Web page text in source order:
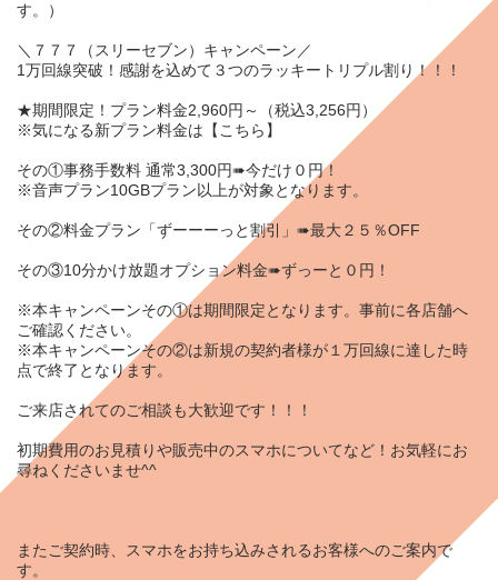
す。）
＼７７７（スリーセブン）キャンペーン／
1万回線突破！感謝を込めて３つのラッキートリプル割り！！！
★期間限定！プラン料金2,960円～（税込3,256円）
※気になる新プラン料金は【 こちら 】
その①事務手数料 通常3,300円➠今だけ０円！
※音声プラン10GBプラン以上が対象となります。
その②料金プラン「ずーーーっと割引」➠最大２５％OFF
その③10分かけ放題オプション料金➠ずっーと０円！
※本キャンペーンその①は期間限定となります。事前に各店舗へ
ご確認ください。
※本キャンペーンその②は新規の契約者様が１万回線に達した時
点で終了となります。
ご来店されてのご相談も大歓迎です！！！
初期費用のお見積りや販売中のスマホについてなど！お気軽にお
尋ねくださいませ^^
またご契約時、スマホをお持ち込みされるお客様へのご案内で
す。